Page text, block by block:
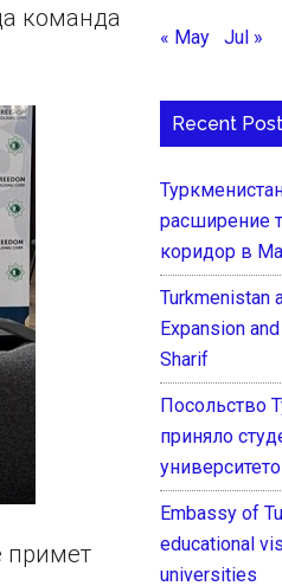
команда
примет
« May Jul »
Recent
расширение
коридор в
Turkmenistan
Expansion
Sharif
Посольство
приняло
Embassy of
educational
universities